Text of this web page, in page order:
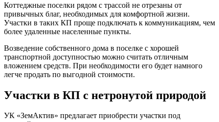
Коттеджные поселки рядом с трассой не отрезаны от
привычных благ, необходимых для комфортной жизни.
Участки в таких КП проще подключать к коммуникациям, чем
более удаленные населенные пункты.
Возведение собственного дома в поселке с хорошей
транспортной доступностью можно считать отличным
вложением средств. При необходимости его будет намного
легче продать по выгодной стоимости.
Участки в КП с нетронутой природой
УК «ЗемАктив» предлагает приобрести участки под